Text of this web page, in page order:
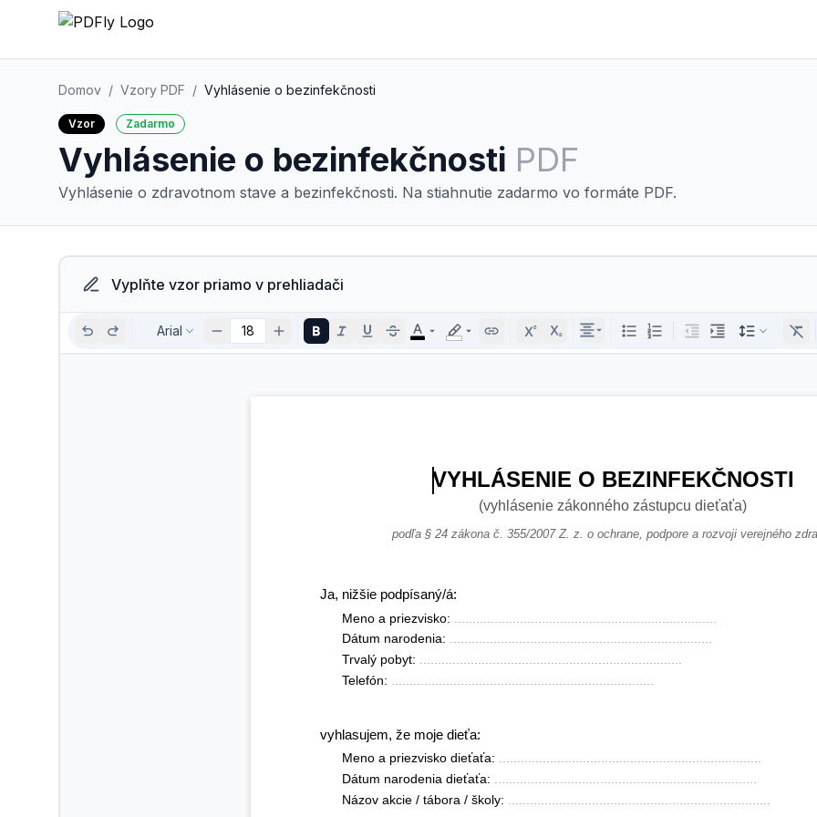
Domov / Vzory PDF / Vyhlásenie o bezinfekčnosti
Vzor Zadarmo
Vyhlásenie o bezinfekčnosti PDF
Vyhlásenie o zdravotnom stave a bezinfekčnosti. Na stiahnutie zadarmo vo formáte PDF.
Vyplňte vzor priamo v prehliadači
Arial 18
VYHLÁSENIE O BEZINFEKČNOSTI
(vyhlásenie zákonného zástupcu dieťaťa)
podľa § 24 zákona č. 355/2007 Z. z. o ochrane, podpore a rozvoji verejného
Ja, nižšie podpísaný/á:
Meno a priezvisko:
Dátum narodenia: ........................................................................
Trvalý pobyt:
Telefón:
vyhlasujem, že moje dieťa:
Meno a priezvisko dieťaťa: ........................................................................
Dátum narodenia dieťaťa:
Názov akcie / tábora / školy: